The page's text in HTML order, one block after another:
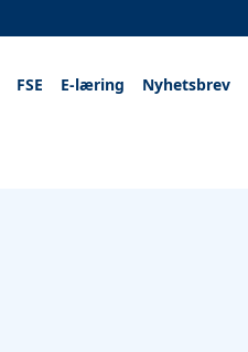
FSE E-læring Nyhetsbrev